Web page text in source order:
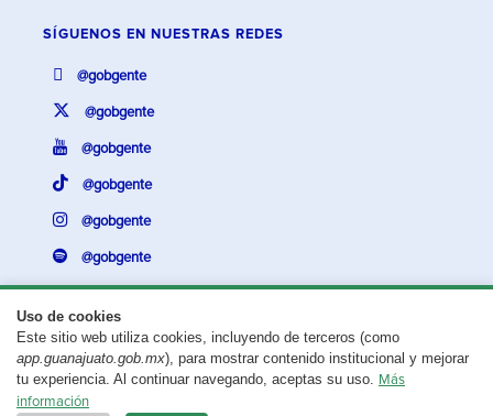
Uso de cookies
Este sitio web utiliza cookies, incluyendo de terceros (como
app.guanajuato.gob.mx), para mostrar contenido institucional y mejorar
tu experiencia. Al continuar navegando, aceptas su uso. Más
información
SÍGUENOS EN NUESTRAS REDES
@gobgente
@gobgente
@gobgente
@gobgente
@gobgente
@gobgente
¿Existe algún problema con esta página?Repórtalo aquí.
Aviso legal